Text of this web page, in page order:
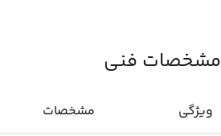
مشخصات فنی
ویژگی مشخصات